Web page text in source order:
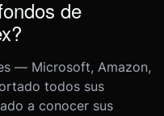
de
— Microsoft, Amazon,
todos sus
a conocer sus